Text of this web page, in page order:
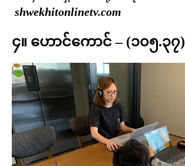
shwekhitonlinetv.com
၄။ ဟောင်ကောင် – (၁၀၅.၃၇)